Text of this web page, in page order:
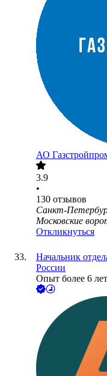
АО
3.9
•
130 отзывов
Санкт-
Московские
Откликнуться
Начальник
России
Опыт более 6 лет